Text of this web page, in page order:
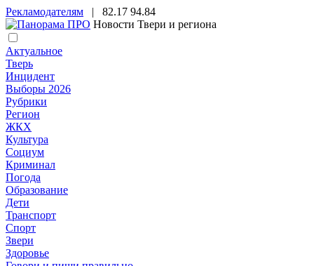
Рекламодателям | 82.17 94.84
Новости Твери и региона
Актуальное
Тверь
Инцидент
Выборы 2026
Рубрики
Регион
ЖКХ
Культура
Социум
Криминал
Погода
Образование
Дети
Транспорт
Спорт
Звери
Здоровье